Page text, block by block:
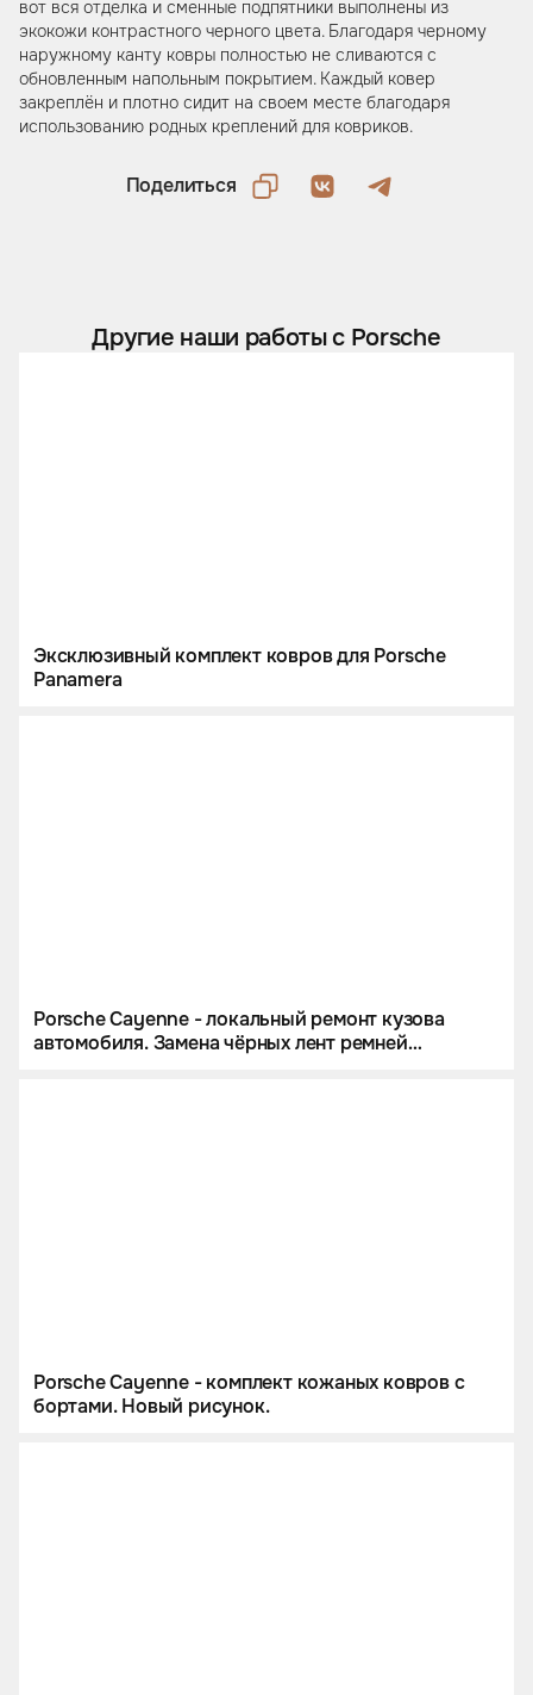
вот вся отделка и сменные подпятники выполнены из
экокожи контрастного черного цвета. Благодаря черному
наружному канту ковры полностью не сливаются с
обновленным напольным покрытием. Каждый ковер
закреплён и плотно сидит на своем месте благодаря
использованию родных креплений для ковриков.
Поделиться
Другие наши работы с Porsche
Эксклюзивный комплект ковров для Porsche
Panamera
Porsche Cayenne - локальный ремонт кузова
автомобиля. Замена чёрных лент ремней
Porsche Cayenne - комплект кожаных ковров с
бортами. Новый рисунок.